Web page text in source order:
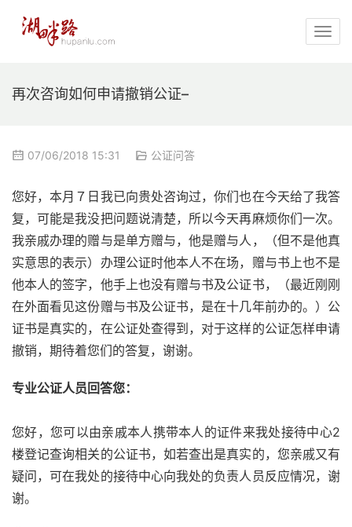
再次咨询如何申请撤销公证–
07/06/2018 15:31 公证问答
您好，本月７日我已向贵处咨询过，你们也在今天给了我答
复，可能是我没把问题说清楚，所以今天再麻烦你们一次。
我亲戚办理的赠与是单方赠与，他是赠与人，（但不是他真
实意思的表示）办理公证时他本人不在场，赠与书上也不是
他本人的签字，他手上也没有赠与书及公证书，（最近刚刚
在外面看见这份赠与书及公证书，是在十几年前办的。）公
证书是真实的，在公证处查得到，对于这样的公证怎样申请
撤销，期待着您们的答复，谢谢。
专业公证人员回答您：
您好，您可以由亲戚本人携带本人的证件来我处接待中心2
楼登记查询相关的公证书，如若查出是真实的，您亲戚又有
疑问，可在我处的接待中心向我处的负责人员反应情况，谢
谢。